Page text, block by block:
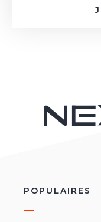
POPULAIRES